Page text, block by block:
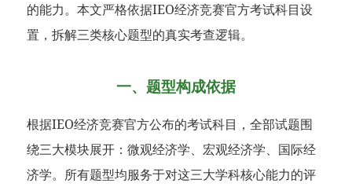
的能力。本文严格依据IEO经济竞赛官方考试科目设
置，拆解三类核心题型的真实考查逻辑。
一、题型构成依据
根据IEO经济竞赛官方公布的考试科目，全部试题围
绕三大模块展开：微观经济学、宏观经济学、国际经
济学。所有题型均服务于对这三大学科核心能力的评